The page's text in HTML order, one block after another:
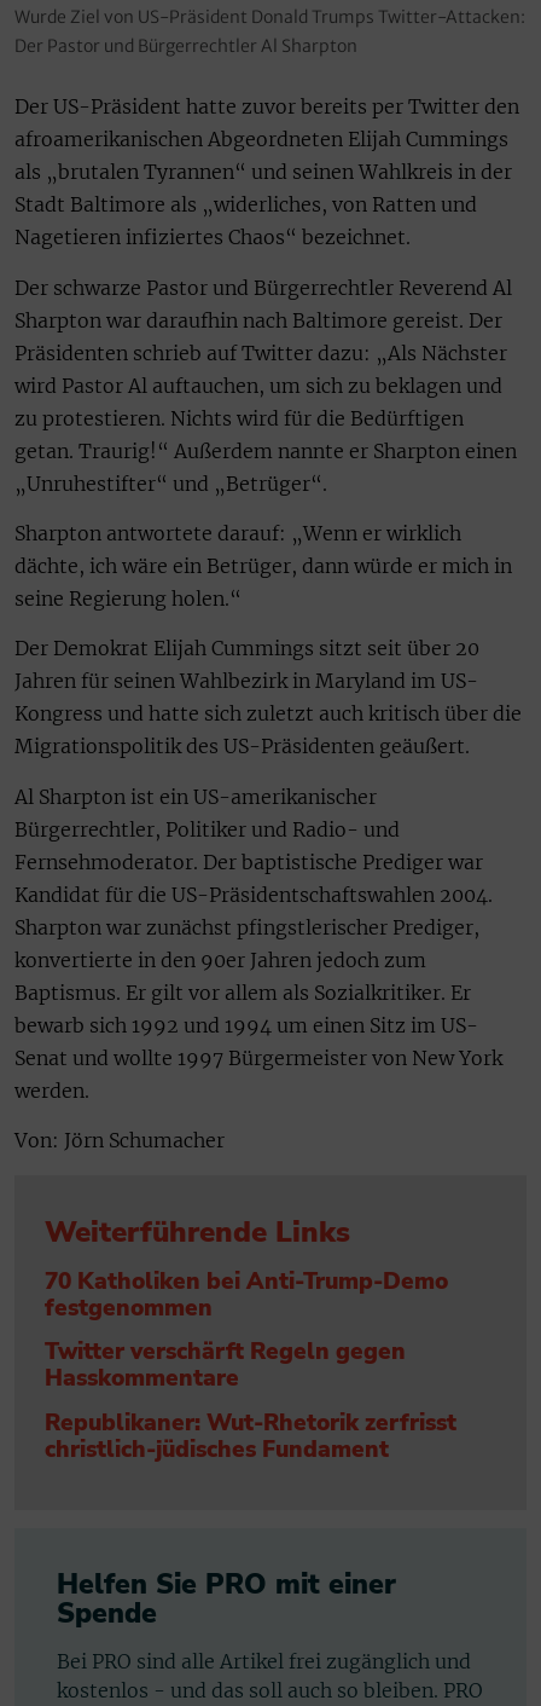
Wurde Ziel von US-Präsident Donald Trumps Twitter-Attacken:
Der Pastor und Bürgerrechtler Al Sharpton
Der US-Präsident hatte zuvor bereits per Twitter den
afroamerikanischen Abgeordneten Elijah Cummings
als „brutalen Tyrannen“ und seinen Wahlkreis in der
Stadt Baltimore als „widerliches, von Ratten und
Nagetieren infiziertes Chaos“ bezeichnet.
Der schwarze Pastor und Bürgerrechtler Reverend Al
Sharpton war daraufhin nach Baltimore gereist. Der
Präsidenten schrieb auf Twitter dazu: „Als Nächster
wird Pastor Al auftauchen, um sich zu beklagen und
zu protestieren. Nichts wird für die Bedürftigen
getan. Traurig!“ Außerdem nannte er Sharpton einen
„Unruhestifter“ und „Betrüger“.
Sharpton antwortete darauf: „Wenn er wirklich
dächte, ich wäre ein Betrüger, dann würde er mich in
seine Regierung holen.“
Der Demokrat Elijah Cummings sitzt seit über 20
Jahren für seinen Wahlbezirk in Maryland im US-
Kongress und hatte sich zuletzt auch kritisch über die
Migrationspolitik des US-Präsidenten geäußert.
Al Sharpton ist ein US-amerikanischer
Bürgerrechtler, Politiker und Radio- und
Fernsehmoderator. Der baptistische Prediger war
Kandidat für die US-Präsidentschaftswahlen 2004.
Sharpton war zunächst pfingstlerischer Prediger,
konvertierte in den 90er Jahren jedoch zum
Baptismus. Er gilt vor allem als Sozialkritiker. Er
bewarb sich 1992 und 1994 um einen Sitz im US-
Senat und wollte 1997 Bürgermeister von New York
werden.
Von: Jörn Schumacher
Weiterführende Links
70 Katholiken bei Anti-Trump-Demo
festgenommen
Twitter verschärft Regeln gegen
Hasskommentare
Republikaner: Wut-Rhetorik zerfrisst
christlich-jüdisches Fundament
Helfen Sie PRO mit einer
Spende
Bei PRO sind alle Artikel frei zugänglich und
kostenlos - und das soll auch so bleiben. PRO